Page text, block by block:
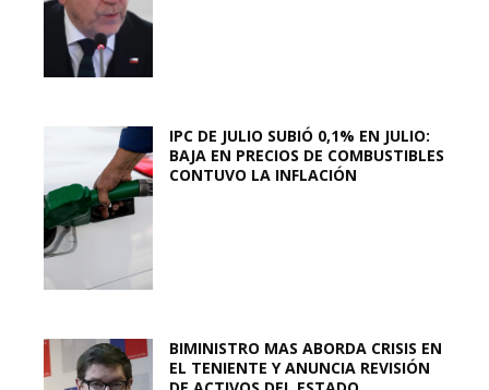
IPC DE JULIO SUBIÓ 0,1% EN JULIO:
BAJA EN PRECIOS DE COMBUSTIBLES
CONTUVO LA INFLACIÓN
BIMINISTRO MAS ABORDA CRISIS EN
EL TENIENTE Y ANUNCIA REVISIÓN